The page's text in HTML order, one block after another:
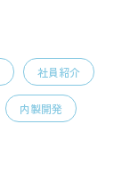
社員紹介
内製開発